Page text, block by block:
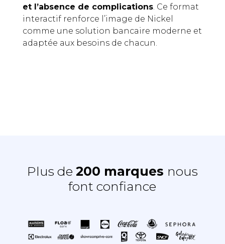
et l’absence de complications. Ce format
interactif renforce l’image de Nickel
comme une solution bancaire moderne et
adaptée aux besoins de chacun.
Plus de 200 marques nous
font confiance